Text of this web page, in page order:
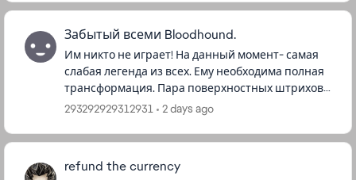
Забытый всеми Bloodhound.
Им никто не играет! На данный момент- самая
слабая легенда из всех. Ему необходима полная
трансформация. Пара поверхностных штрихов
его умениям и персонаж заиграет новыми
293292929312931 2 days ago
refund the currency